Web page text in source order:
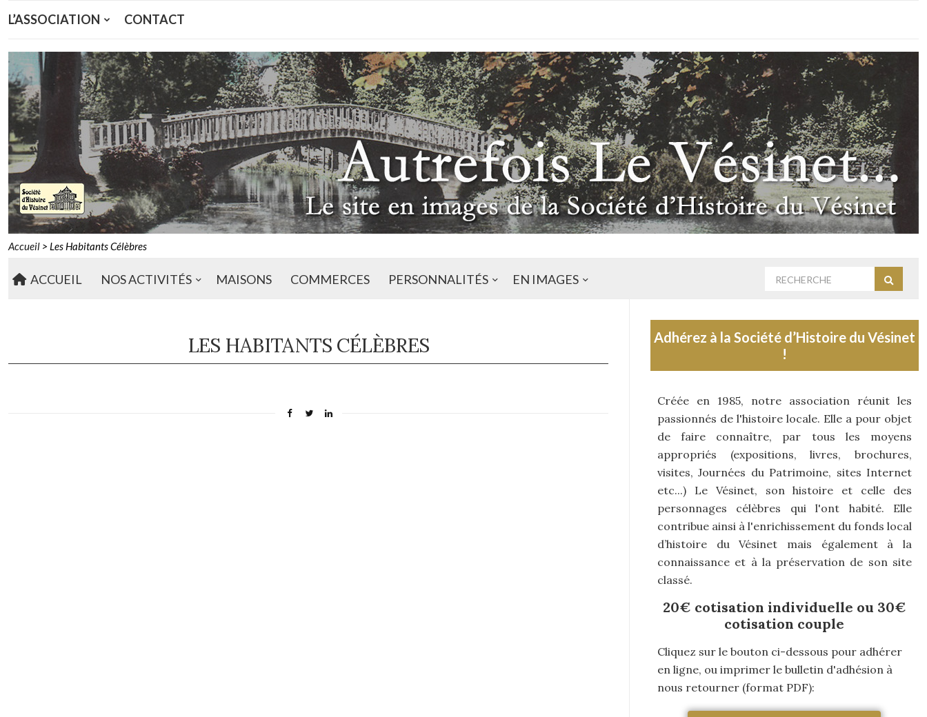
L’ASSOCIATION CONTACT
Accueil > Les Habitants Célèbres
ACCUEIL NOS ACTIVITÉS MAISONS COMMERCES PERSONNALITÉS EN IMAGES
LES HABITANTS CÉLÈBRES
Adhérez à la Société d’Histoire du Vésinet
!
Créée en 1985, notre association réunit les
passionnés de l'histoire locale. Elle a pour objet
de faire connaître, par tous les moyens
appropriés (expositions, livres, brochures,
visites, Journées du Patrimoine, sites Internet
etc...) Le Vésinet, son histoire et celle des
personnages célèbres qui l'ont habité. Elle
contribue ainsi à l'enrichissement du fonds local
d’histoire du Vésinet mais également à la
connaissance et à la préservation de son site
classé.
20€ cotisation individuelle ou 30€
cotisation couple
Cliquez sur le bouton ci-dessous pour adhérer
en ligne, ou imprimer le bulletin d'adhésion à
nous retourner (format PDF):